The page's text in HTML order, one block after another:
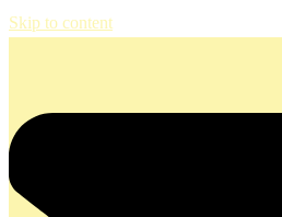
Skip to content